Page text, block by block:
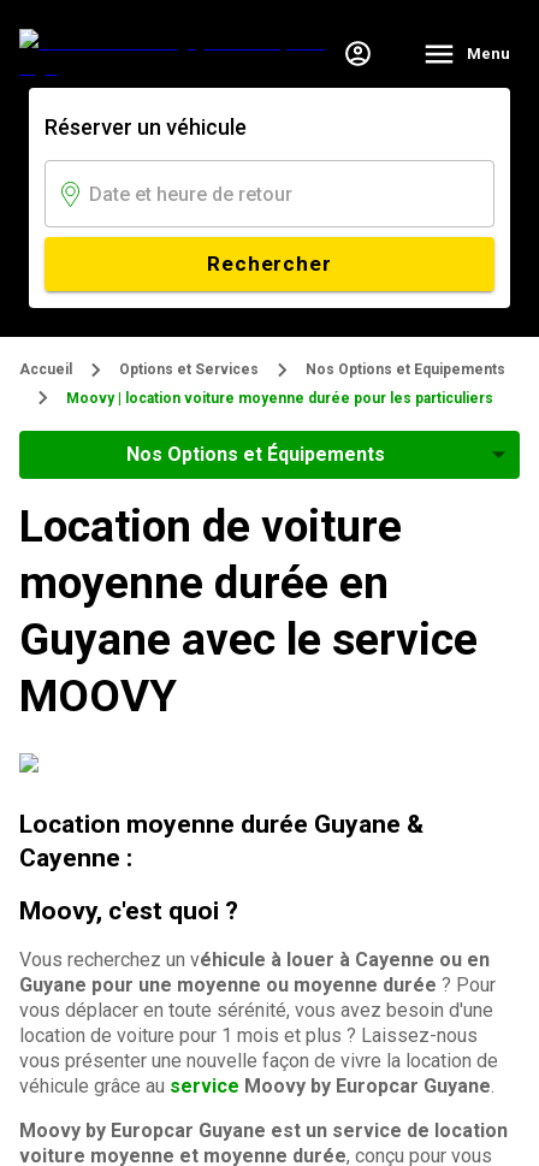
Menu
Réserver un véhicule
Rechercher
Accueil Options et Services
Nos Options et Equipements
Moovy | location voiture moyenne durée pour les particuliers
Nos Options et Équipements
Location de voiture
moyenne durée en
Guyane avec le service
MOOVY
Location moyenne durée Guyane &
Cayenne :
Moovy, c'est quoi ?
Vous recherchez un véhicule à louer à Cayenne ou en
Guyane pour une moyenne ou moyenne durée ? Pour
vous déplacer en toute sérénité, vous avez besoin d'une
location de voiture pour 1 mois et plus ? Laissez-nous
vous présenter une nouvelle façon de vivre la location de
véhicule grâce au service Moovy by Europcar Guyane
Moovy by Europcar Guyane est un service de location
voiture moyenne et moyenne durée, conçu pour vous